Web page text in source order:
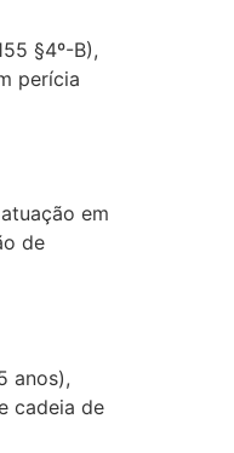
§4º-B),
perícia
em
de
anos),
cadeia de